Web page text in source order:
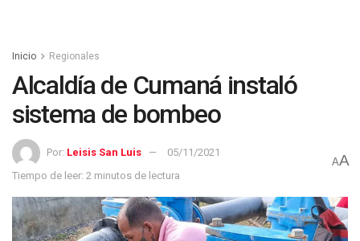
Inicio Regionales
Alcaldía de Cumaná instaló
sistema de bombeo
Por: Leisis San Luis
05/11/2021
Tiempo de leer: 2 minutos de lectura
AA